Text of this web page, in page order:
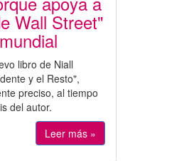
Wall Street"
libro de Niall
y el Resto",
preciso, al tiempo
del autor.
Leer más »